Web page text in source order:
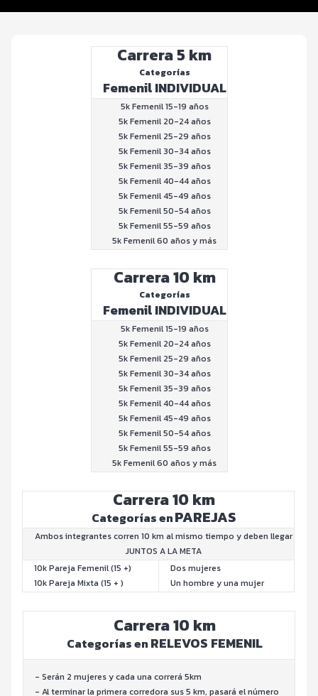
Carrera 5 km
Categorías
Femenil INDIVIDUAL
5k Femenil 15-19 años
5k Femenil 20-24 años
5k Femenil 25-29 años
5k Femenil 30-34 años
5k Femenil 35-39 años
5k Femenil 40-44 años
5k Femenil 45-49 años
5k Femenil 50-54 años
5k Femenil 55-59 años
5k Femenil 60 años y más
Carrera 10 km
Categorías
Femenil INDIVIDUAL
5k Femenil 15-19 años
5k Femenil 20-24 años
5k Femenil 25-29 años
5k Femenil 30-34 años
5k Femenil 35-39 años
5k Femenil 40-44 años
5k Femenil 45-49 años
5k Femenil 50-54 años
5k Femenil 55-59 años
5k Femenil 60 años y más
Carrera 10 km
Categorías enPAREJAS
Ambos integrantes corren 10 km al mismo tiempo y deben llegar
JUNTOS A LA META
10k Pareja Femenil (15 +)
10k Pareja Mixta (15 + )
Dos mujeres
Un hombre y una mujer
Carrera 10 km
Categorías en RELEVOS FEMENIL
- Serán 2 mujeres y cada una correrá 5km
- Al terminar la primera corredora sus 5 km, pasará el número